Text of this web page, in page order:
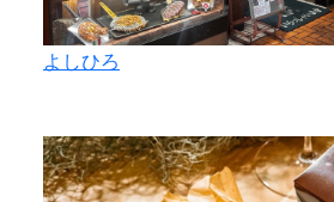
よしひろ